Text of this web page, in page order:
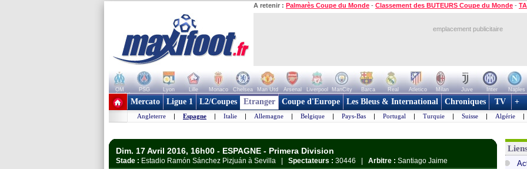
A retenir : Palmarès Coupe du Monde - Classement des BUTEURS Coupe du Monde -
emplacement publicitaire
OM PSG Lyon Lille Monaco Chelsea Man Utd Arsenal Liverpool ManCity Barca Real Atletico Milan Juve Inter Naples
+ de clubs
Mercato Ligue 1 L2/Coupes Etranger Coupe d'Europe Les Bleus & International Chroniques TV +
Angleterre | Espagne | Italie | Allemagne | Belgique | Pays-Bas | Portugal | Turquie | Suisse | Algérie |
Dim. 17 Avril 2016, 16h00 - ESPAGNE - Primera Division
Stade : Estadio Ramón Sánchez Pizjuán à Sevilla | Spectateurs : 30446 | Arbitre : Santiago Jaime